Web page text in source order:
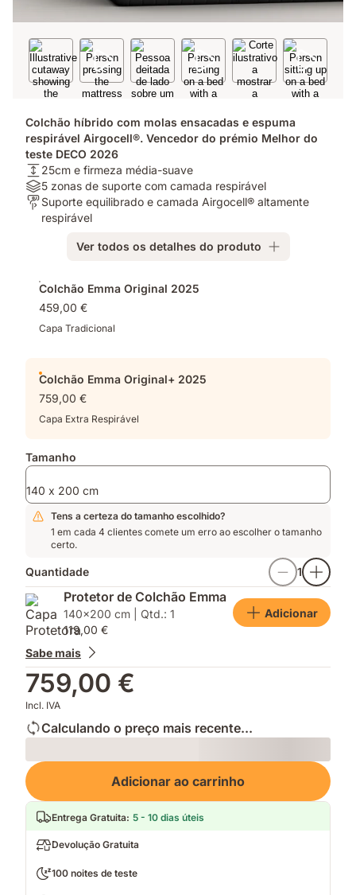
Colchão híbrido com molas ensacadas e espuma
respirável Airgocell®. Vencedor do prémio Melhor do
teste DECO 2026
Altura:
25cm
e
firmeza
25cm e firmeza média-suave
Materiais:
5
zonas
camada
respirável
5 zonas de suporte com camada respirável
Para
quem?:
equilibrado
camada
Airgocell®
altamente
respirável
Suporte equilibrado e camada Airgocell® altamente
respirável
Ver todos os detalhes do produto
Colchão Emma Original 2025
459,00 €
Capa Tradicional
Colchão Emma Original+ 2025
759,00 €
Capa Extra Respirável
Tamanho
140 x 200 cm
Tens a certeza do tamanho escolhido?
1 em cada 4 clientes comete um erro ao escolher o tamanho
certo.
Quantidade 1
Protetor de Colchão Emma
140x200 cm | Qtd.: 1
119,00 €
Adicionar
Sabe mais
759,00 €
Incl. IVA
Calculando o preço mais recente...
Loading
Adicionar ao carrinho
Entrega Gratuita: 5 - 10 dias úteis
Devolução Gratuita
100 noites de teste